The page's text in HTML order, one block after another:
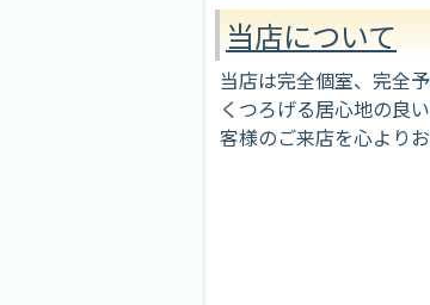
当店について
当店は完全個室、完全予
くつろげる居心地の良
客様のご来店を心より